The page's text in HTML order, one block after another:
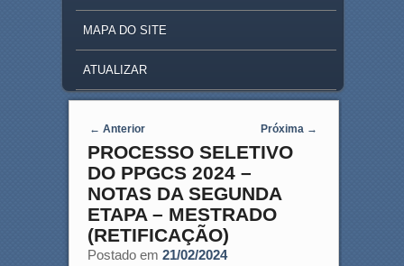
MAPA DO SITE
ATUALIZAR
Post navigation
← Anterior Próxima →
PROCESSO SELETIVO
DO PPGCS 2024 –
NOTAS DA SEGUNDA
ETAPA – MESTRADO
(RETIFICAÇÃO)
Postado em 21/02/2024